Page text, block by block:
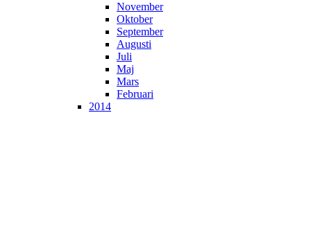
November
Oktober
September
Augusti
Juli
Maj
Mars
Februari
2014